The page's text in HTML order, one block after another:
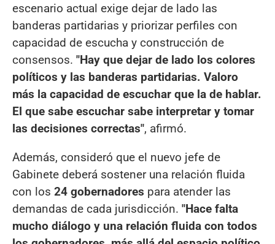
escenario actual exige dejar de lado las
banderas partidarias y priorizar perfiles con
capacidad de escucha y construcción de
consensos. "Hay que dejar de lado los colores
políticos y las banderas partidarias. Valoro
más la capacidad de escuchar que la de hablar.
El que sabe escuchar sabe interpretar y tomar
las decisiones correctas", afirmó.
Además, consideró que el nuevo jefe de
Gabinete deberá sostener una relación fluida
con los 24 gobernadores para atender las
demandas de cada jurisdicción. "Hace falta
mucho diálogo y una relación fluida con todos